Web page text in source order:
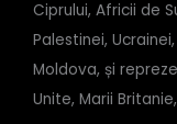
Ciprului, Africii de
Palestinei,
Moldova, și
Unite, Marii